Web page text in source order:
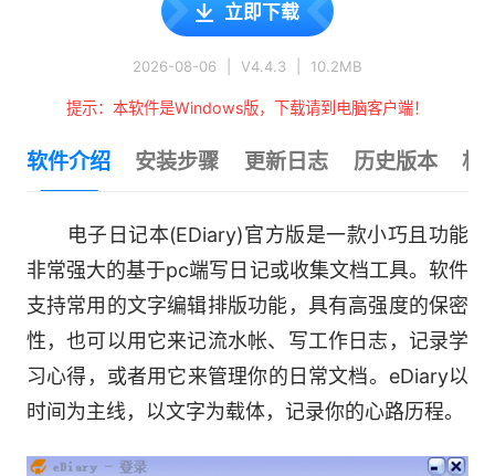
立即下载
2026-08-06 V4.4.3 10.2MB
提示：本软件是Windows版，下载请到电脑客户端！
软件介绍 安装步骤 更新日志 历史版本 相
电子日记本(EDiary)官方版是一款小巧且功能
非常强大的基于pc端写日记或收集文档工具。软件
支持常用的文字编辑排版功能，具有高强度的保密
性，也可以用它来记流水帐、写工作日志，记录学
习心得，或者用它来管理你的日常文档。eDiary以
时间为主线，以文字为载体，记录你的心路历程。